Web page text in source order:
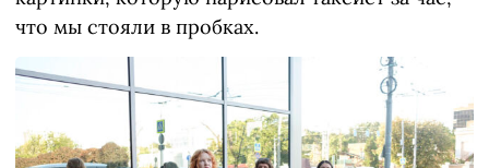
что мы стояли в пробках.